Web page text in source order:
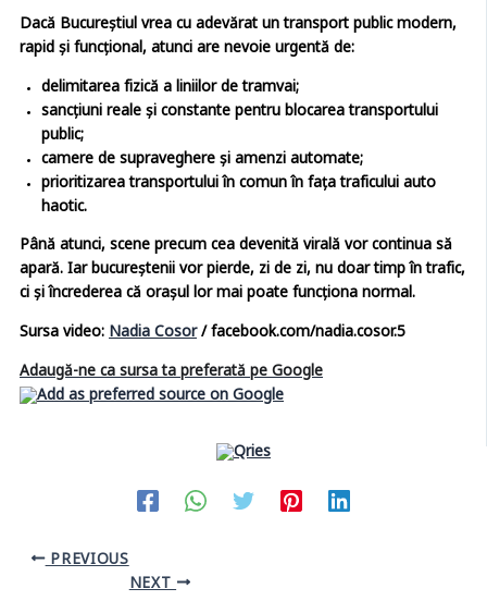
Dacă Bucureștiul vrea cu adevărat un transport public modern,
rapid și funcțional, atunci are nevoie urgentă de:
delimitarea fizică a liniilor de tramvai;
sancțiuni reale și constante pentru blocarea transportului
public;
camere de supraveghere și amenzi automate;
prioritizarea transportului în comun în fața traficului auto
haotic.
Până atunci, scene precum cea devenită virală vor continua să
apară. Iar bucureștenii vor pierde, zi de zi, nu doar timp în trafic,
ci și încrederea că orașul lor mai poate funcționa normal.
Sursa video: Nadia Cosor/ facebook.com/nadia.cosor.5
Adaugă-ne ca sursa ta preferată pe Google
PREVIOUS
NEXT